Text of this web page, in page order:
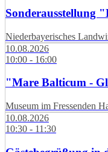
Sonderausstellung
Niederbayerisches
10.08.2026
10:00 - 16:00
"Mare Balticum -
Museum im Fressenden
10.08.2026
10:30 - 11:30